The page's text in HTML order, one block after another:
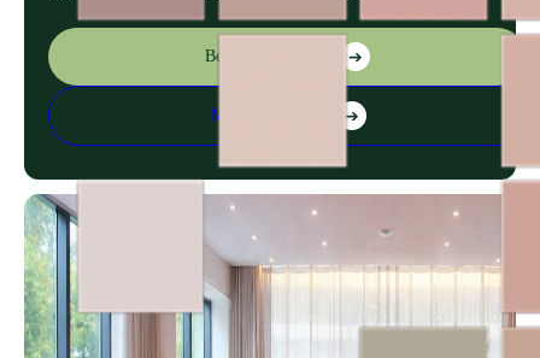
Bekijk onze vloeren ➔
Maak een afspraak ➔